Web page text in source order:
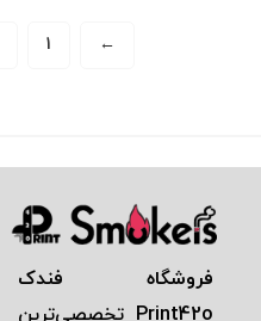
←
1
فروشگاه فندک
Print42o تخصصی‌ترين